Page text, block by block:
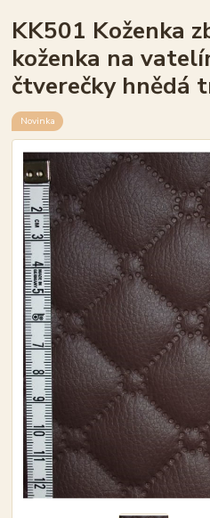
KK501 Koženka
koženka na
čtverečky hnědá
Novinka